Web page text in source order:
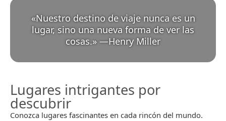
«Nuestro destino de viaje nunca es un
lugar, sino una nueva forma de ver las
cosas.» —Henry Miller
Lugares intrigantes por
descubrir
Conozca lugares fascinantes en cada rincón del mundo.